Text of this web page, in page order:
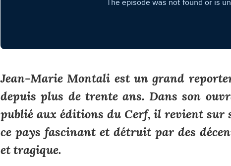
Jean-Marie Montali est un grand
depuis plus de trente ans. Dans son
publié aux éditions du Cerf, il revient sur
ce pays fascinant et détruit par des
et tragique.